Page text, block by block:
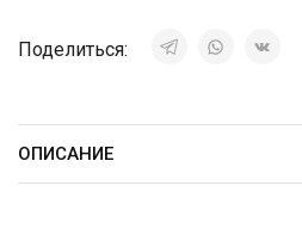
Поделиться:
ОПИСАНИЕ